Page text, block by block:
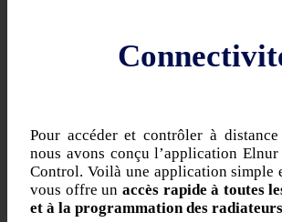
Pour accéder et contrôler à
nous avons conçu l’application
Control. Voilà une application simple
vous offre un accès rapide à toutes
et à la programmation des